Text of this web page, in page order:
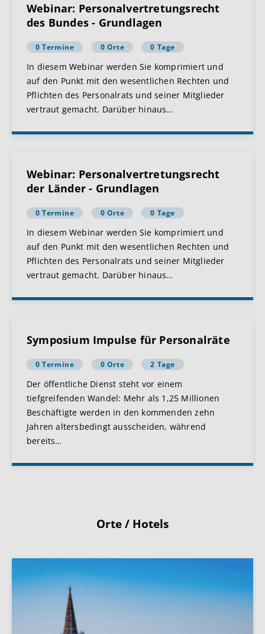
Webinar: Personalvertretungsrecht
des Bundes - Grundlagen
0 Termine 0 Orte 0 Tage
In diesem Webinar werden Sie komprimiert und
auf den Punkt mit den wesentlichen Rechten und
Pflichten des Personalrats und seiner Mitglieder
vertraut gemacht. Darüber hinaus…
Webinar: Personalvertretungsrecht
der Länder - Grundlagen
0 Termine 0 Orte 0 Tage
In diesem Webinar werden Sie komprimiert und
auf den Punkt mit den wesentlichen Rechten und
Pflichten des Personalrats und seiner Mitglieder
vertraut gemacht. Darüber hinaus…
Symposium Impulse für Personalräte
0 Termine 0 Orte 2 Tage
Der öffentliche Dienst steht vor einem
tiefgreifenden Wandel: Mehr als 1,25 Millionen
Beschäftigte werden in den kommenden zehn
Jahren altersbedingt ausscheiden, während
bereits…
Orte / Hotels